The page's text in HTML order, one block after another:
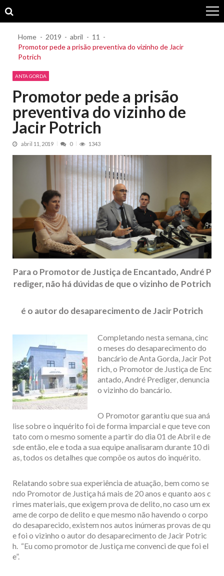
to
to
Home 2019 abril
11
Promotor pede a prisão preventiva do vizinho de Jacir
Potrich
ANTA GORDA
Promotor pede a prisão
preventiva do vizinho de
Jacir Potrich
abril 11, 2019 0 1343
Para o Promotor de Justiça de Encantado, André P
rediger, não há dúvidas de que o vizinho de Potrich
é o autor do desaparecimento de Jacir Potrich
Completando nesta semana, cinc
o meses do desaparecimento do
bancário de Anta Gorda, Jacir Pot
rich, o Promotor de Justiça de Enc
antado, André Prediger, denuncia
o vizinho do bancário.
O Promotor garantiu que sua aná
lise sobre o inquérito foi de forma imparcial e que teve con
tato com o mesmo somente a partir do dia 01 de Abril e de
sde então, ele e toda a sua equipe analisaram durante 10 di
as, todos os detalhes que compõe os autos do inquérito.
Relatando sobre sua experiência de atuação, bem como se
ndo Promotor de Justiça há mais de 20 anos e quanto aos c
rimes materiais, que exigem prova de delito, no caso um ex
ame de corpo de delito e que mesmo não havendo o corpo
do desaparecido, existem nos autos inúmeras provas de qu
e foi o vizinho o autor do desaparecimento de Jacir Potric
h. “Eu como promotor de Justiça me convenci de que foi el
e”.